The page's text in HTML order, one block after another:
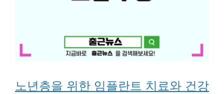
노년층을 위한 임플란트 치료와 건강